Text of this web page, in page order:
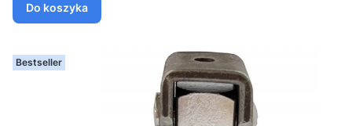
Do koszyka
Bestseller